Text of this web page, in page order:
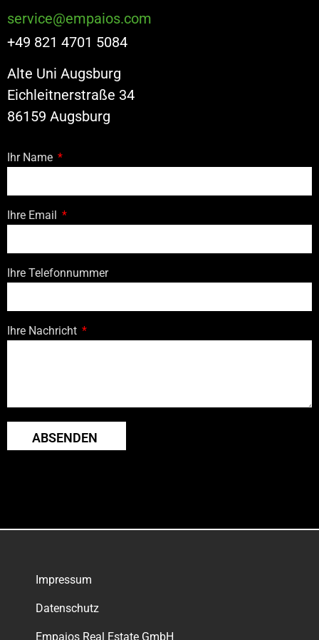
service@empaios.com
+49 821 4701 5084
Alte Uni Augsburg
Eichleitnerstraße 34
86159 Augsburg
Ihr Name
Ihre Email
Ihre Telefonnummer
Ihre Nachricht
ABSENDEN
Impressum
Datenschutz
Empaios Real Estate GmbH